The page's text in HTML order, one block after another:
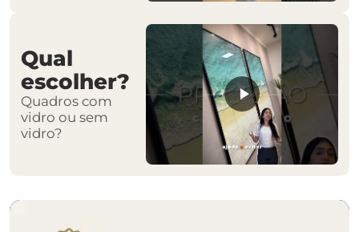
Qual
escolher?
Quadros com
vidro ou sem
vidro?